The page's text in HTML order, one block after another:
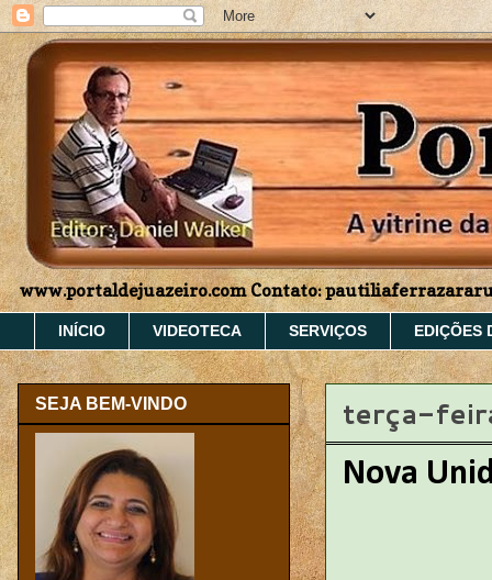
www.portaldejuazeiro.com Contato:
INÍCIO VIDEOTECA SERVIÇOS EDIÇÕES
terça-
Nova
SEJA BEM-VINDO